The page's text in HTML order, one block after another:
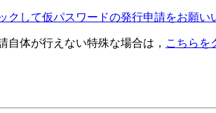
クして仮パスワードの発行申請をお願い
体が行えない特殊な場合は， こちらを